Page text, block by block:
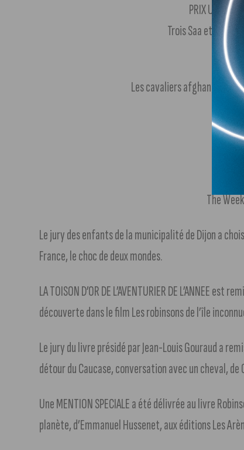
PRIX
Trois Saa et puis la
Les cavaliers afghans, sur
PRIX
The
Le jury des enfants de la municipalité de Dijon a
France, le choc de deux mondes.
LA TOISON D’OR DE L’AVENTURIER DE L’ANNEE
découverte dans le film Les robinsons de l’île
Le jury du livre présidé par Jean-Louis Gouraud a remis
détour du Caucase, conversation avec un cheval, de
Une MENTION SPECIALE a été délivrée au livre
planète, d’Emmanuel Hussenet, aux éditions Les